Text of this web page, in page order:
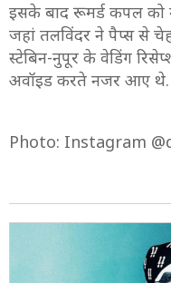
इसके बाद रूमर्ड कपल को
जहां तलविंदर ने पैप्स से
स्टेबिन-नुपूर के वेडिंग
अवॉइड करते नजर आए थे.
Photo: Instagram